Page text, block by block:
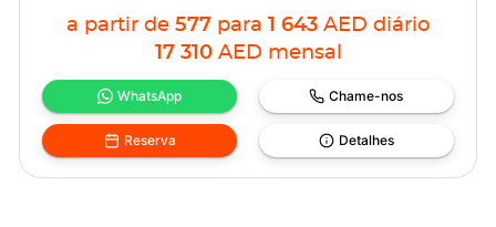
a partir de 577 para 1 643 AED diário
17 310 AED mensal
WhatsApp Chame-nos
Reserva Detalhes